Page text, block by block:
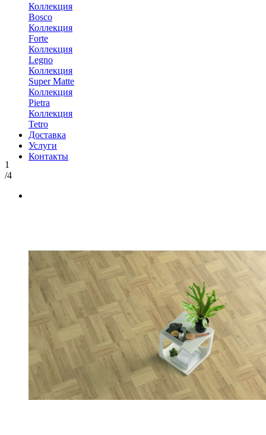
Коллекция
Bosco
Коллекция
Forte
Коллекция
Legno
Коллекция
Super Matte
Коллекция
Pietra
Коллекция
Tetro
Доставка
Услуги
Контакты
1
/4